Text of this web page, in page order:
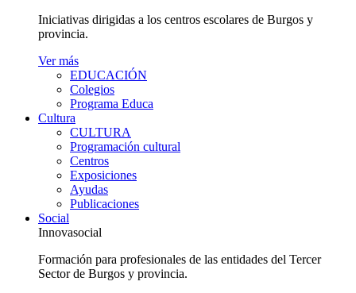
Iniciativas dirigidas a los centros escolares de Burgos y
provincia.
Ver más
EDUCACIÓN
Colegios
Programa Educa
Cultura
CULTURA
Programación cultural
Centros
Exposiciones
Ayudas
Publicaciones
Social
Innovasocial
Formación para profesionales de las entidades del Tercer
Sector de Burgos y provincia.